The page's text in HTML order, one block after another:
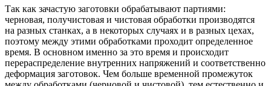
Так как зачастую заготовки обрабатывают партиями:
черновая, получистовая и чистовая обработки производятся
на разных станках, а в некоторых случаях и в разных цехах,
поэтому между этими обработками проходит определенное
время. В основном именно за это время и происходит
перераспределение внутренних напряжений и соответственно
деформация заготовок. Чем больше временной промежуток